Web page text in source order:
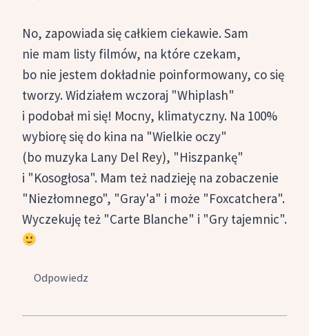
No, zapowiada się całkiem ciekawie. Sam
nie mam listy filmów, na które czekam,
bo nie jestem dokładnie poinformowany, co się
tworzy. Widziałem wczoraj "Whiplash"
i podobał mi się! Mocny, klimatyczny. Na 100%
wybiorę się do kina na "Wielkie oczy"
(bo muzyka Lany Del Rey), "Hiszpankę"
i "Kosogłosa". Mam też nadzieję na zobaczenie
"Niezłomnego", "Gray'a" i może "Foxcatchera".
Wyczekuję też "Carte Blanche" i "Gry tajemnic".
Odpowiedz